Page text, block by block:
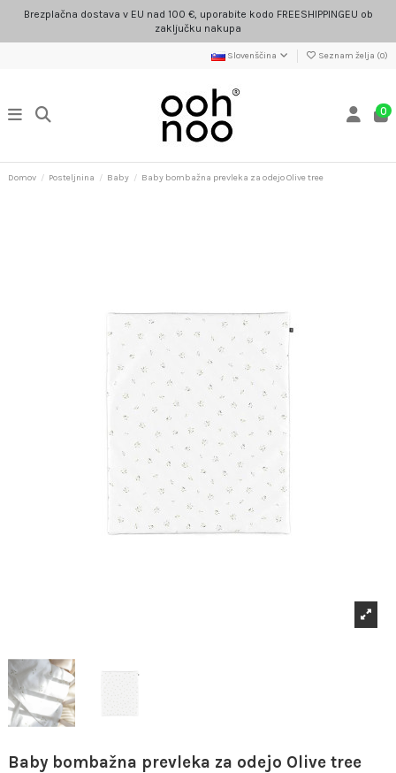
Brezplačna dostava v EU nad 100 €, uporabite kodo FREESHIPPINGEU ob
zaključku nakupa
Slovenščina Seznam želja (0)
0
Domov Posteljnina Baby Baby bombažna prevleka za odejo Olive tree
Baby bombažna prevleka za odejo Olive tree